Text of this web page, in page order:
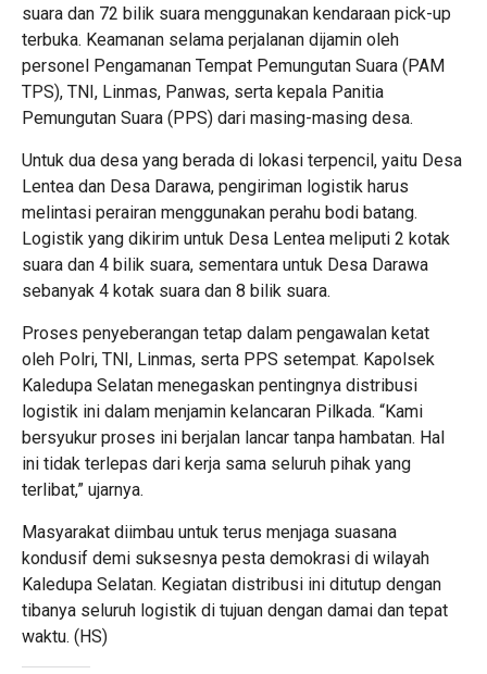
suara dan 72 bilik suara menggunakan kendaraan pick-up
terbuka. Keamanan selama perjalanan dijamin oleh
personel Pengamanan Tempat Pemungutan Suara (PAM
TPS), TNI, Linmas, Panwas, serta kepala Panitia
Pemungutan Suara (PPS) dari masing-masing desa.
Untuk dua desa yang berada di lokasi terpencil, yaitu Desa
Lentea dan Desa Darawa, pengiriman logistik harus
melintasi perairan menggunakan perahu bodi batang.
Logistik yang dikirim untuk Desa Lentea meliputi 2 kotak
suara dan 4 bilik suara, sementara untuk Desa Darawa
sebanyak 4 kotak suara dan 8 bilik suara.
Proses penyeberangan tetap dalam pengawalan ketat
oleh Polri, TNI, Linmas, serta PPS setempat. Kapolsek
Kaledupa Selatan menegaskan pentingnya distribusi
logistik ini dalam menjamin kelancaran Pilkada. “Kami
bersyukur proses ini berjalan lancar tanpa hambatan. Hal
ini tidak terlepas dari kerja sama seluruh pihak yang
terlibat,” ujarnya.
Masyarakat diimbau untuk terus menjaga suasana
kondusif demi suksesnya pesta demokrasi di wilayah
Kaledupa Selatan. Kegiatan distribusi ini ditutup dengan
tibanya seluruh logistik di tujuan dengan damai dan tepat
waktu. (HS)